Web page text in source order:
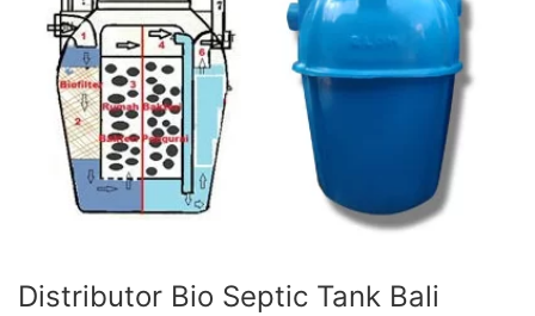
Distributor Bio Septic Tank Bali